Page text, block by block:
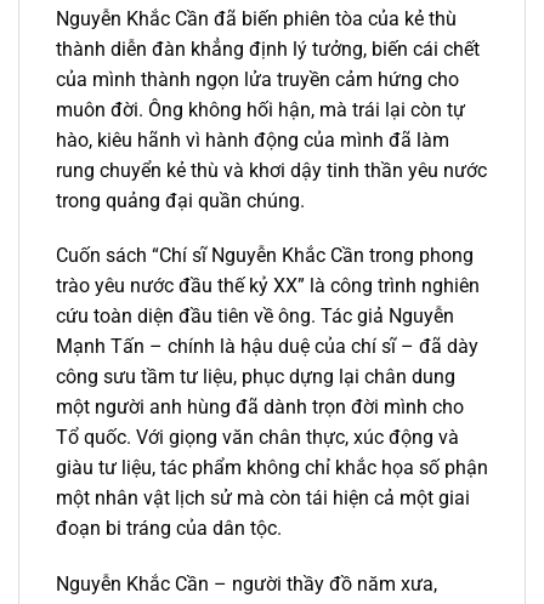
Nguyễn Khắc Cần đã biến phiên tòa của kẻ thù
thành diễn đàn khẳng định lý tưởng, biến cái chết
của mình thành ngọn lửa truyền cảm hứng cho
muôn đời. Ông không hối hận, mà trái lại còn tự
hào, kiêu hãnh vì hành động của mình đã làm
rung chuyển kẻ thù và khơi dậy tinh thần yêu nước
trong quảng đại quần chúng.
Cuốn sách “Chí sĩ Nguyễn Khắc Cần trong phong
trào yêu nước đầu thế kỷ XX” là công trình nghiên
cứu toàn diện đầu tiên về ông. Tác giả Nguyễn
Mạnh Tấn – chính là hậu duệ của chí sĩ – đã dày
công sưu tầm tư liệu, phục dựng lại chân dung
một người anh hùng đã dành trọn đời mình cho
Tổ quốc. Với giọng văn chân thực, xúc động và
giàu tư liệu, tác phẩm không chỉ khắc họa số phận
một nhân vật lịch sử mà còn tái hiện cả một giai
đoạn bi tráng của dân tộc.
Nguyễn Khắc Cần – người thầy đồ năm xưa,